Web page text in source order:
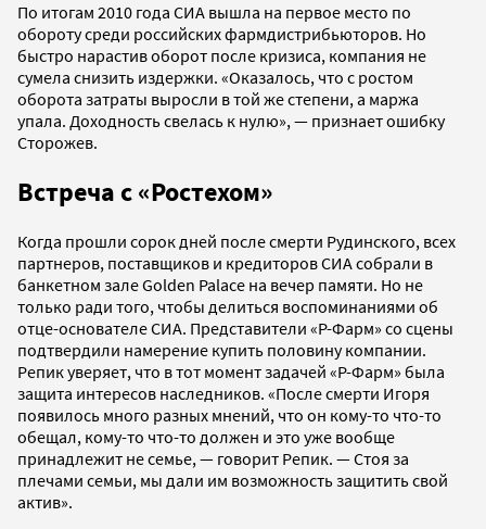
По итогам 2010 года СИА вышла на первое место по
обороту среди российских фармдистрибьюторов. Но
быстро нарастив оборот после кризиса, компания не
сумела снизить издержки. «Оказалось, что с ростом
оборота затраты выросли в той же степени, а маржа
упала. Доходность свелась к нулю», — признает ошибку
Сторожев.
Встреча с «Ростехом»
Когда прошли сорок дней после смерти Рудинского, всех
партнеров, поставщиков и кредиторов СИА собрали в
банкетном зале Golden Palace на вечер памяти. Но не
только ради того, чтобы делиться воспоминаниями об
отце-основателе СИА. Представители «Р-Фарм» со сцены
подтвердили намерение купить половину компании.
Репик уверяет, что в тот момент задачей «Р-Фарм» была
защита интересов наследников. «После смерти Игоря
появилось много разных мнений, что он кому-то что-то
обещал, кому-то что-то должен и это уже вообще
принадлежит не семье, — говорит Репик. — Стоя за
плечами семьи, мы дали им возможность защитить свой
актив».